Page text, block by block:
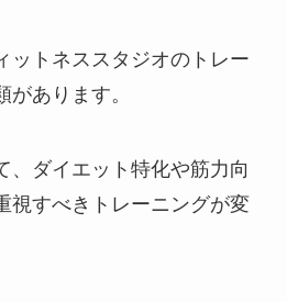
ットネススタジオのトレー
あります。
、ダイエット特化や筋力向
視すべきトレーニングが変